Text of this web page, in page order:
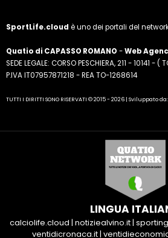
SportLife.cloud è uno dei portali del
Quatio di CAPASSO ROMANO -Web
SEDE LEGALE: CORSO PESCHIERA, 211 - 10141 - (
P.IVA IT07957871218 - REA TO-1268614
TUTTI I DIRITTI SONO RISERVATI © 2015 - 2026 | Sviluppato da:
LINGUA
calciolife.cloud | notiziealvino.it|
ventidicronaca.it|